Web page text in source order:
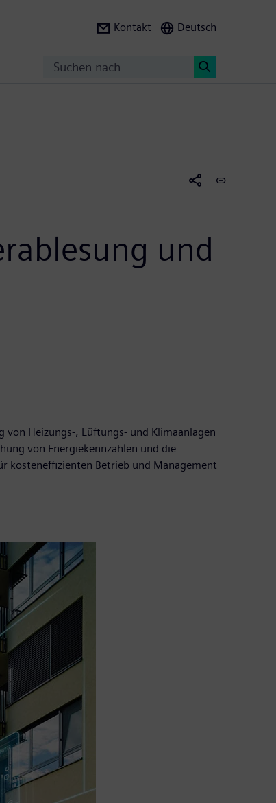
Kontakt Deutsch
und
von Heizungs-, Lüftungs- und Klimaanlagen
von Energiekennzahlen und die
kosteneffizienten Betrieb und Management